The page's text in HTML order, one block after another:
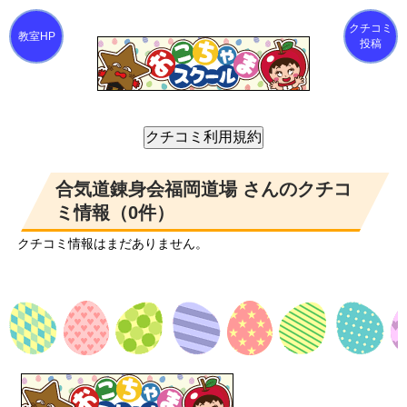
クチコミ
投稿
合気道錬身会福岡道場 さんのクチコ
ミ情報（0件）
クチコミ情報はまだありません。